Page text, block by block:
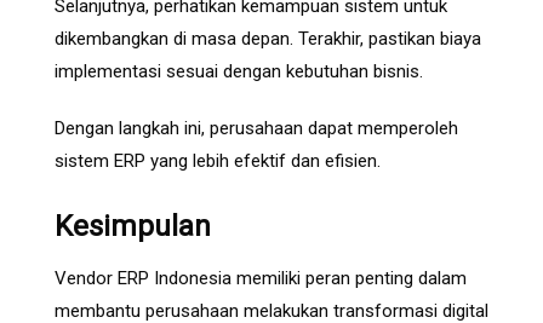
Selanjutnya, perhatikan kemampuan sistem untuk
dikembangkan di masa depan. Terakhir, pastikan biaya
implementasi sesuai dengan kebutuhan bisnis.
Dengan langkah ini, perusahaan dapat memperoleh
sistem ERP yang lebih efektif dan efisien.
Kesimpulan
Vendor ERP Indonesia memiliki peran penting dalam
membantu perusahaan melakukan transformasi digital